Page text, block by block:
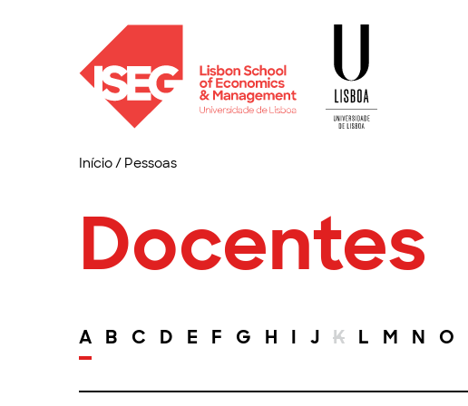
Início/ Pessoas
Docentes
A B C D E F G H I J K L M N O